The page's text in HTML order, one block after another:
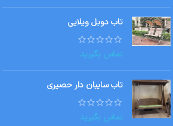
تاب دوبل ویلایی
تماس بگیرید
تاب سایبان دار حصیری
تماس بگیرید